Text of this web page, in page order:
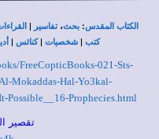
الكتاب المقدس: بحث،تفاسير |
كتب | شخصيات |كنائس |
FreeCopticBooks-021-Sts-
Mokaddas-Hal-Yo3kal-
Prophecies.html
تقصير